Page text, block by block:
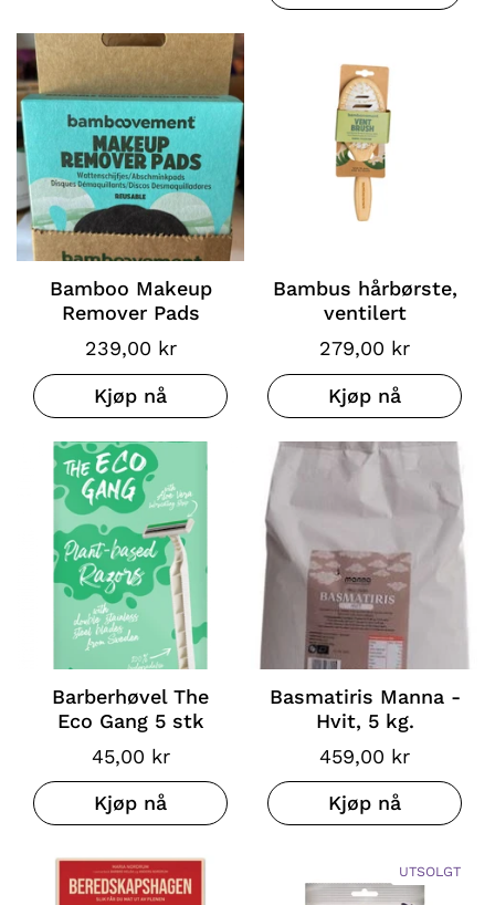
Bamboo Makeup
Remover Pads
239,00 kr
Kjøp nå
Bambus hårbørste,
ventilert
279,00 kr
Kjøp nå
Barberhøvel The
Eco Gang 5 stk
45,00 kr
Kjøp nå
Basmatiris Manna -
Hvit, 5 kg.
459,00 kr
Kjøp nå
UTSOLGT